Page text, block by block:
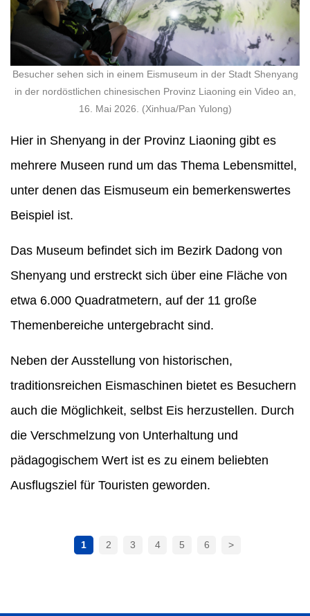
Besucher sehen sich in einem Eismuseum in der Stadt Shenyang
in der nordöstlichen chinesischen Provinz Liaoning ein Video an,
16. Mai 2026. (Xinhua/Pan Yulong)
Hier in Shenyang in der Provinz Liaoning gibt es
mehrere Museen rund um das Thema Lebensmittel,
unter denen das Eismuseum ein bemerkenswertes
Beispiel ist.
Das Museum befindet sich im Bezirk Dadong von
Shenyang und erstreckt sich über eine Fläche von
etwa 6.000 Quadratmetern, auf der 11 große
Themenbereiche untergebracht sind.
Neben der Ausstellung von historischen,
traditionsreichen Eismaschinen bietet es Besuchern
auch die Möglichkeit, selbst Eis herzustellen. Durch
die Verschmelzung von Unterhaltung und
pädagogischem Wert ist es zu einem beliebten
Ausflugsziel für Touristen geworden.
1 2 3 4 5 6 >